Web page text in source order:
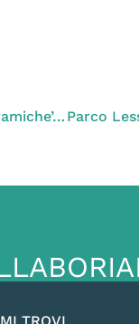
‘Stanze panoramiche’, Zanoni e Camani (PD): “Ottenuto rinvio del voto sul provvedimento e apertura alle audizioni, in attesa del parere da parte del Cal”.